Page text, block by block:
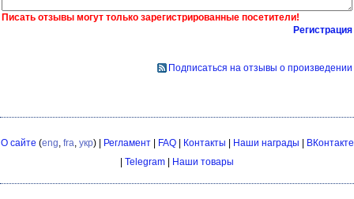
Писать отзывы могут только зарегистрированные посетители!
Регистрация
Подписаться на отзывы о произведении
О сайте (eng fra укр) | Регламент| FAQ| Контакты | Наши награды | ВКонтакте
| Telegram | Наши товары